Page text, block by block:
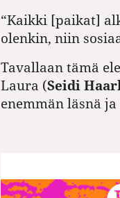
“Kaikki [paikat]
olenkin, niin
Tavallaan tämä
Laura (Seidi
enemmän läsnä